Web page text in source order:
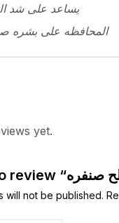
يساعد على شد
المحافظه على بشره
yet.
will not be published.